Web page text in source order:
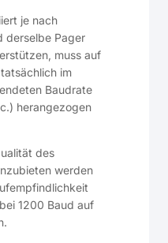
je nach
derselbe Pager
muss auf
im
Baudrate
herangezogen
des
werden
1200 Baud auf